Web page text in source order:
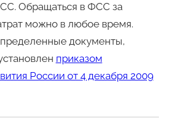
Обращаться в ФСС за
можно в любое время.
документы,
приказом
России от 4 декабря 2009